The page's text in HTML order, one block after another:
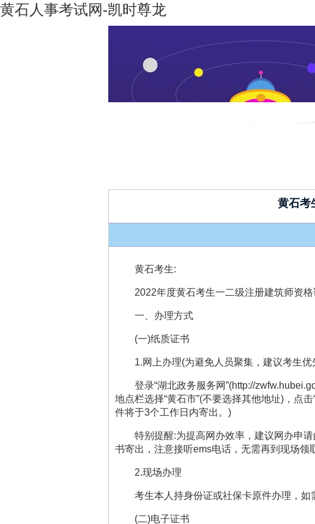
黄石人事考试网-凯时尊龙
黄石考
黄石考生:
2022年度黄石考生一二级注册建筑师资
一、办理方式
(一)纸质证书
1.网上办理(为避免人员聚集，建议考生优
登录“湖北政务服务网”(http://
地点栏选择“黄石市”(不要选择其他地址) ，点击
件将于3个工作日内寄出。 )
特别提醒:为提高网办效率，建议网办申
书寄出，注意接听ems电话，无需再到现场领
2.现场办理
考生本人持身份证或社保卡原件办理，如
(二)电子证书